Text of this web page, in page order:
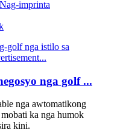
imprinta
nga golf ...
nga awtomatikong
ka nga humok
kini.